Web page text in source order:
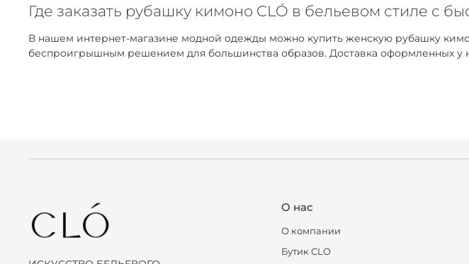
Где заказать рубашку кимоно CLÓ в бельевом стиле с
В нашем интернет-магазине модной одежды можно купить женскую рубашку
беспроигрышным решением для большинства образов. Доставка оформленных у
О нас
О компании
Бутик CLO